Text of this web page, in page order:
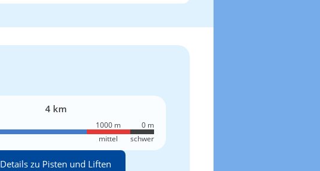
4 km
1000 m
mittel
0 m
schwer
Details zu Pisten und Liften